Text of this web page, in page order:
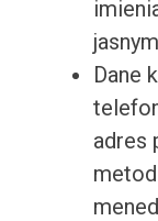
Dane
adres